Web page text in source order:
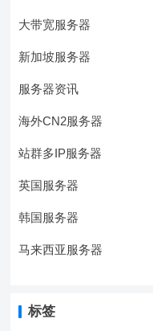
大带宽服务器
新加坡服务器
服务器资讯
海外CN2服务器
站群多IP服务器
英国服务器
韩国服务器
马来西亚服务器
标签